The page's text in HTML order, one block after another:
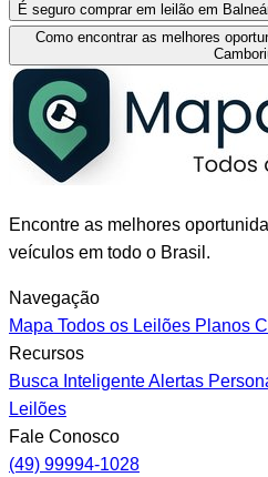
É seguro comprar em leilão em
Como encontrar as melhores
Encontre as melhores
veículos em todo o Brasil.
Navegação
Mapa Todos os Leilões Planos
Recursos
Busca InteligenteAlertas
Leilões
Fale Conosco
(49) 99994-1028